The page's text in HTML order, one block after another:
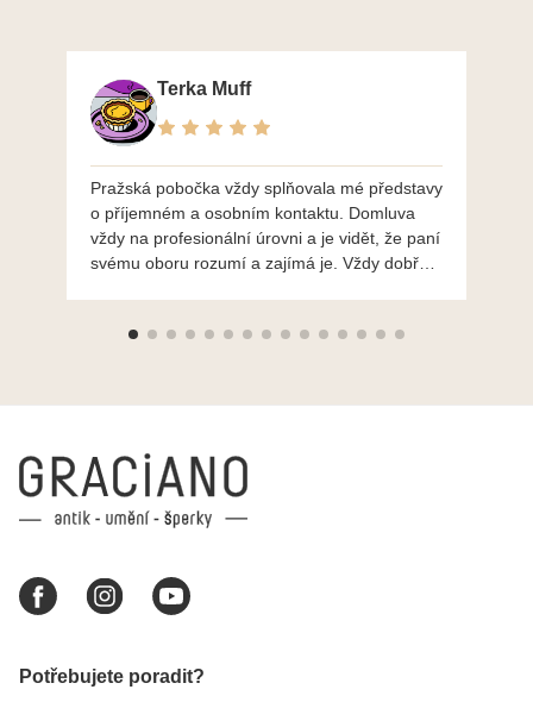
Terka Muff
Pražská pobočka vždy splňovala mé představy
o příjemném a osobním kontaktu. Domluva
vždy na profesionální úrovni a je vidět, že paní
svému oboru rozumí a zajímá je. Vždy dobře a
výběru, jak už bylo napsáno - na požádání
Potřebujete poradit?